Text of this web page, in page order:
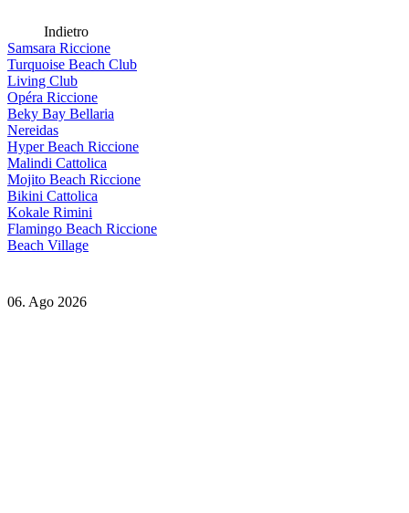
Indietro
Samsara Riccione
Turquoise Beach Club
Living Club
Opéra Riccione
Beky Bay Bellaria
Nereidas
Hyper Beach Riccione
Malindi Cattolica
Mojito Beach Riccione
Bikini Cattolica
Kokale Rimini
Flamingo Beach Riccione
Beach Village
06. Ago 2026